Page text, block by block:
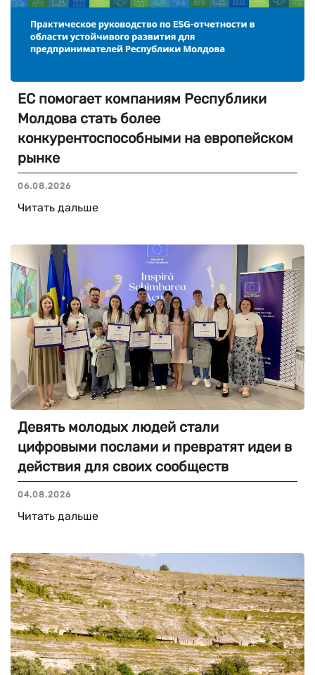
ЕС помогает компаниям Республики
Молдова стать более
конкурентоспособными на европейском
рынке
06.08.2026
Читать дальше
Девять молодых людей стали
цифровыми послами и превратят идеи в
действия для своих сообществ
04.08.2026
Читать дальше